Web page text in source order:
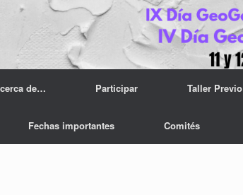
de… Participar Taller Previo
Fechas importantes Comités